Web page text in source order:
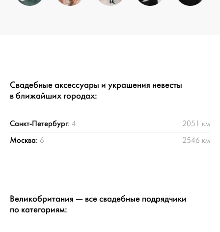
Свадебные аксессуары и украшения невесты
в ближайших городах:
Санкт-Петербург: 4 2051 км
Москва: 6 2546 км
Великобритания — все свадебные подрядчики
по категориям: